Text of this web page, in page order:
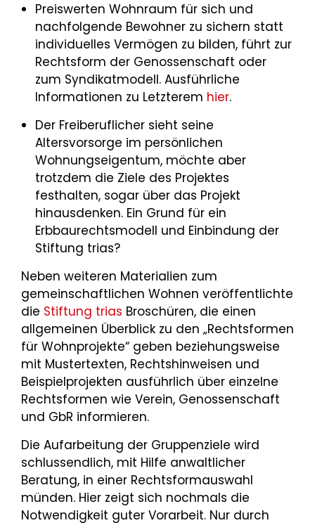
Preiswerten Wohnraum für sich und
nachfolgende Bewohner zu sichern statt
individuelles Vermögen zu bilden, führt zur
Rechtsform der Genossenschaft oder
zum Syndikatmodell. Ausführliche
Informationen zu Letzterem hier.
Der Freiberuflicher sieht seine
Altersvorsorge im persönlichen
Wohnungseigentum, möchte aber
trotzdem die Ziele des Projektes
festhalten, sogar über das Projekt
hinausdenken. Ein Grund für ein
Erbbaurechtsmodell und Einbindung der
Stiftung trias?
Neben weiteren Materialien zum
gemeinschaftlichen Wohnen veröffentlichte
die Stiftung trias Broschüren, die einen
allgemeinen Überblick zu den „Rechtsformen
für Wohnprojekte“ geben beziehungsweise
mit Mustertexten, Rechtshinweisen und
Beispielprojekten ausführlich über einzelne
Rechtsformen wie Verein, Genossenschaft
und GbR informieren.
Die Aufarbeitung der Gruppenziele wird
schlussendlich, mit Hilfe anwaltlicher
Beratung, in einer Rechtsformauswahl
münden. Hier zeigt sich nochmals die
Notwendigkeit guter Vorarbeit. Nur durch